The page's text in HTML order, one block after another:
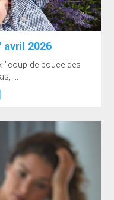
avril 2026
"coup de pouce des
...